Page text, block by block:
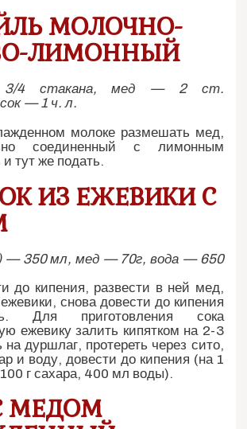
МОЛОЧНО-
ЛИМОННЫЙ
4 стакана, мед — 2 ст.
— 1 ч. л.
молоке размешать мед,
соединенный с лимонным
тут же подать.
ИЗ ЕЖЕВИКИ С
— 350 мл, мед — 70г, вода — 650
до кипения, развести в ней мед,
снова довести до кипения
Для приготовления сока
ежевику залить кипятком на 2-3
на дуршлаг, протереть через сито,
и воду, довести до кипения (на 1
г сахара, 400 мл воды).
МЕДОМ